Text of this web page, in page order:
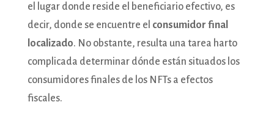
el lugar donde reside el beneficiario efectivo, es
decir, donde se encuentre el consumidor final
localizado. No obstante, resulta una tarea harto
complicada determinar dónde están situados los
consumidores finales de los NFTs a efectos
fiscales.